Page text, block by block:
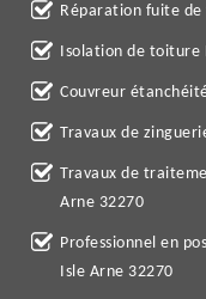
Réparation fuite
Isolation de toiture
Couvreur
Travaux de
Travaux de
Arne 32270
Professionnel en
Isle Arne 32270